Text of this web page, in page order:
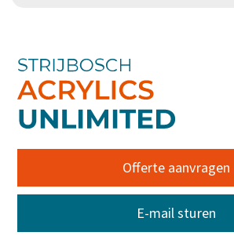
Offerte aanvragen
E-mail sturen